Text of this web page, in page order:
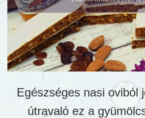
Egészséges nasi oviból
útravaló ez a